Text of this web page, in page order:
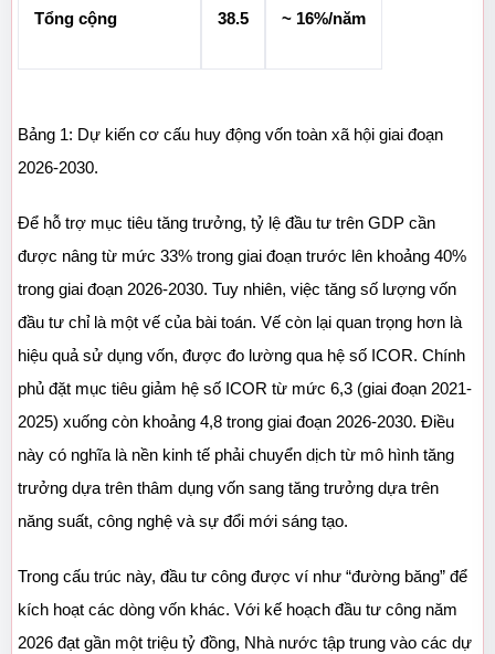
Tổng cộng 38.5 ~ 16%/năm
Bảng 1: Dự kiến cơ cấu huy động vốn toàn xã hội giai đoạn
2026-2030.
Để hỗ trợ mục tiêu tăng trưởng, tỷ lệ đầu tư trên GDP cần
được nâng từ mức 33% trong giai đoạn trước lên khoảng 40%
trong giai đoạn 2026-2030. Tuy nhiên, việc tăng số lượng vốn
đầu tư chỉ là một vế của bài toán. Vế còn lại quan trọng hơn là
hiệu quả sử dụng vốn, được đo lường qua hệ số ICOR. Chính
phủ đặt mục tiêu giảm hệ số ICOR từ mức 6,3 (giai đoạn 2021-
2025) xuống còn khoảng 4,8 trong giai đoạn 2026-2030. Điều
này có nghĩa là nền kinh tế phải chuyển dịch từ mô hình tăng
trưởng dựa trên thâm dụng vốn sang tăng trưởng dựa trên
năng suất, công nghệ và sự đổi mới sáng tạo.
Trong cấu trúc này, đầu tư công được ví như “đường băng” để
kích hoạt các dòng vốn khác. Với kế hoạch đầu tư công năm
2026 đạt gần một triệu tỷ đồng, Nhà nước tập trung vào các dự